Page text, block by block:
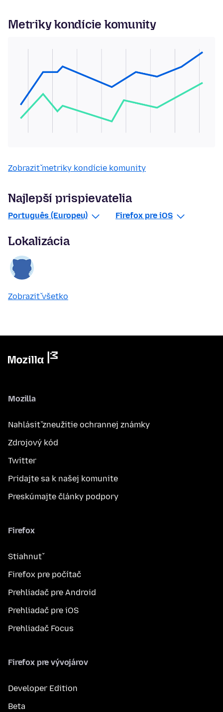
Metriky kondície komunity
Zobraziť metriky kondície komunity
Najlepší prispievatelia
Português (Europeu) Firefox pre iOS
Lokalizácia
Zobraziť všetko
Mozilla
Nahlásiť zneužitie ochrannej známky
Zdrojový kód
Twitter
Pridajte sa k našej komunite
Preskúmajte články podpory
Firefox
Stiahnuť
Firefox pre počítač
Prehliadač pre Android
Prehliadač pre iOS
Prehliadač Focus
Firefox pre vývojárov
Developer Edition
Beta